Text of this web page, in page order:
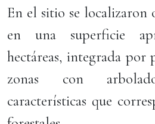
En el sitio se localizaron
en una superficie
hectáreas, integrada por
zonas con
características que